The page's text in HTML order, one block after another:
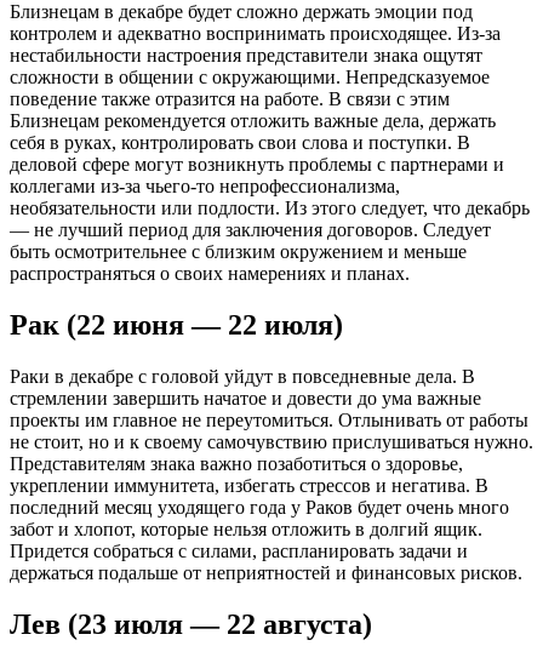
Близнецам в декабре будет сложно держать эмоции под
контролем и адекватно воспринимать происходящее. Из-за
нестабильности настроения представители знака ощутят
сложности в общении с окружающими. Непредсказуемое
поведение также отразится на работе. В связи с этим
Близнецам рекомендуется отложить важные дела, держать
себя в руках, контролировать свои слова и поступки. В
деловой сфере могут возникнуть проблемы с партнерами и
коллегами из-за чьего-то непрофессионализма,
необязательности или подлости. Из этого следует, что декабрь
— не лучший период для заключения договоров. Следует
быть осмотрительнее с близким окружением и меньше
распространяться о своих намерениях и планах.
Рак (22 июня — 22 июля)
Раки в декабре с головой уйдут в повседневные дела. В
стремлении завершить начатое и довести до ума важные
проекты им главное не переутомиться. Отлынивать от работы
не стоит, но и к своему самочувствию прислушиваться нужно.
Представителям знака важно позаботиться о здоровье,
укреплении иммунитета, избегать стрессов и негатива. В
последний месяц уходящего года у Раков будет очень много
забот и хлопот, которые нельзя отложить в долгий ящик.
Придется собраться с силами, распланировать задачи и
держаться подальше от неприятностей и финансовых рисков.
Лев (23 июля — 22 августа)